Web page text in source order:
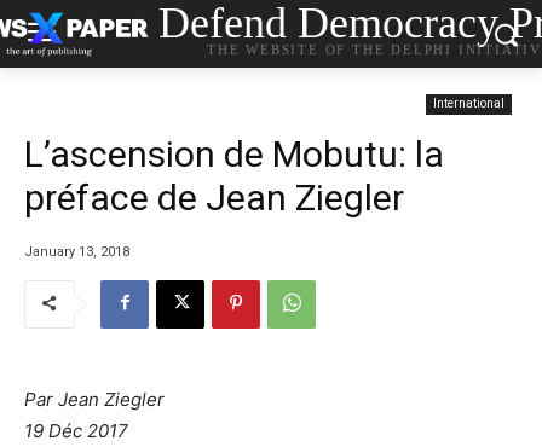
Defend Democracy
THE WEBSITE OF THE DELPHI
International
L’ascension de Mobutu: la
préface de Jean Ziegler
January 13, 2018
Par Jean Ziegler
19 Déc 2017